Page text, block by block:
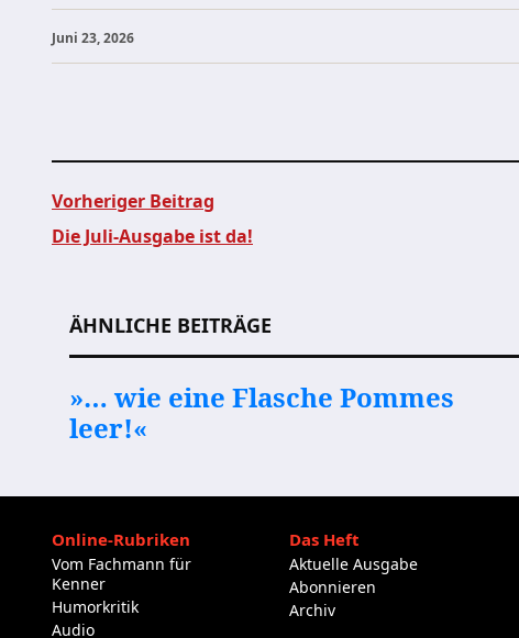
Juni 23, 2026
Vorheriger Beitrag
Die Juli-Ausgabe ist da!
ÄHNLICHE BEITRÄGE
»… wie eine Flasche Pommes
leer!«
Online-Rubriken
Vom Fachmann für
Kenner
Humorkritik
Audio
Das Heft
Aktuelle Ausgabe
Abonnieren
Archiv